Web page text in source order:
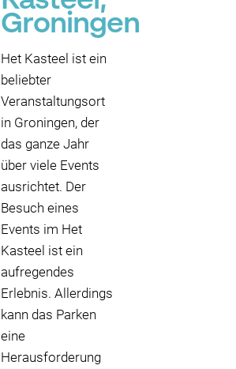
Groningen
Het Kasteel ist ein
beliebter
Veranstaltungsort
in Groningen, der
das ganze Jahr
über viele Events
ausrichtet. Der
Besuch eines
Events im Het
Kasteel ist ein
aufregendes
Erlebnis. Allerdings
kann das Parken
eine
Herausforderung